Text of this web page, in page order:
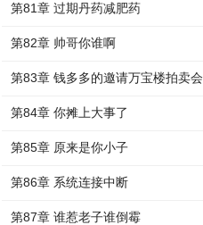
第81章 过期丹药减肥药
第82章 帅哥你谁啊
第83章 钱多多的邀请万宝楼拍卖会
第84章 你摊上大事了
第85章 原来是你小子
第86章 系统连接中断
第87章 谁惹老子谁倒霉